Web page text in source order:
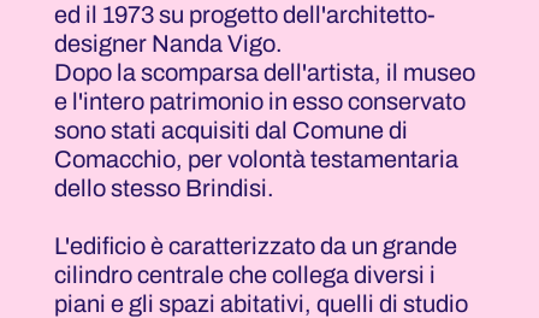
ed il 1973 su progetto dell'architetto-
designer Nanda Vigo.
Dopo la scomparsa dell'artista, il museo
e l'intero patrimonio in esso conservato
sono stati acquisiti dal Comune di
Comacchio, per volontà testamentaria
dello stesso Brindisi.
L'edificio è caratterizzato da un grande
cilindro centrale che collega diversi i
piani e gli spazi abitativi, quelli di studio